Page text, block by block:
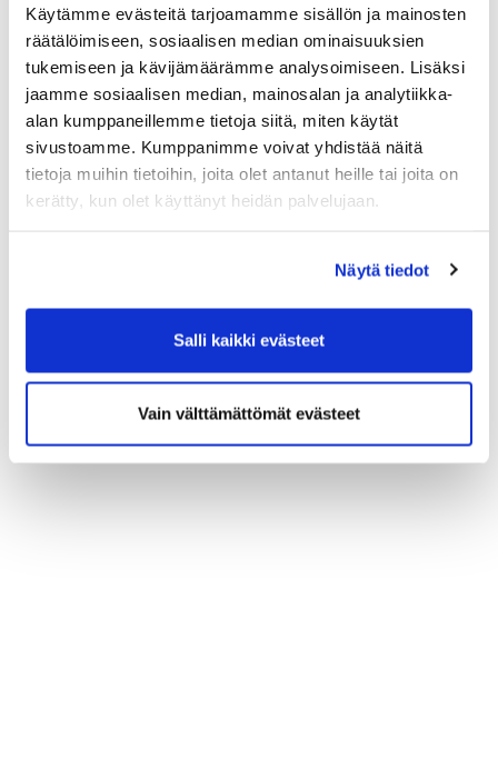
Käytämme evästeitä tarjoamamme sisällön ja mainosten
räätälöimiseen, sosiaalisen median ominaisuuksien
tukemiseen ja kävijämäärämme analysoimiseen. Lisäksi
jaamme sosiaalisen median, mainosalan ja analytiikka-
alan kumppaneillemme tietoja siitä, miten käytät
sivustoamme. Kumppanimme voivat yhdistää näitä
tietoja muihin tietoihin, joita olet antanut heille tai joita on
kerätty, kun olet käyttänyt heidän palvelujaan.
Näytä tiedot
Salli kaikki evästeet
Vain välttämättömät evästeet